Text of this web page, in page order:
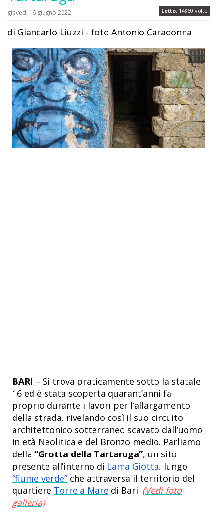
Letto: 14860 volte
giovedì 16 giugno 2022
di Giancarlo Liuzzi - foto Antonio Caradonna
BARI – Si trova praticamente sotto la statale
16 ed è stata scoperta quarant’anni fa
proprio durante i lavori per l’allargamento
della strada, rivelando così il suo circuito
architettonico sotterraneo scavato dall’uomo
in età Neolitica e del Bronzo medio. Parliamo
della “Grotta della Tartaruga”, un sito
presente all’interno di Lama Giotta, lungo
“fiume verde” che attraversa il territorio del
quartiere Torre a Mare di Bari. (Vedi foto
galleria)